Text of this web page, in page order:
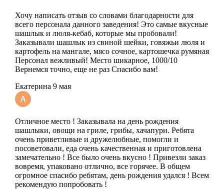
Хочу написать отзыв со словами благодарности для
всего персонала данного заведения! Это самые вкусные
шашлык и люля-кебаб, которые мы пробовали!
Заказывали шашлык из свиной шейки, говяжьи люля и
картофель на мангале, мясо сочное, картошечка румяная
Персонал вежливый! Место шикарное, 1000/10
Вернемся точно, еще не раз Спасибо вам!
Екатерина 9 мая
Отличное место ! Заказывала на день рождения
шашлыки, овощи на гриле, грибы, хачапури. Ребята
очень приветливые и дружелюбные, помогли и
посоветовали, еда очень качественная и приготовлена
замечательно ! Все было очень вкусно ! Привезли заказ
вовремя, упаковано отлично, все горячее. В общем
огромное спасибо ребятам, день рождения удался ! Всем
рекомендую попробовать !